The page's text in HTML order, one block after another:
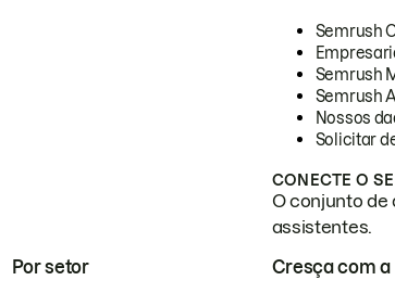
Semrush
Semrush
Semrush
Nossos
Solicitar
CONECTE O
O conjunto de
assistentes.
Por setor Cresça com a